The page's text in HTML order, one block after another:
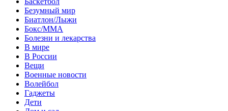
Безумный мир
Биатлон/Лыжи
Бокс/MMA
Болезни и лекарства
В мире
В России
Вещи
Военные новости
Волейбол
Гаджеты
Дети